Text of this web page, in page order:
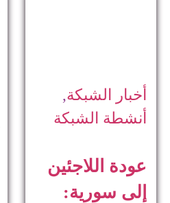
أخبار الشبكة,
أنشطة الشبكة
عودة اللاجئين
إلى سورية: